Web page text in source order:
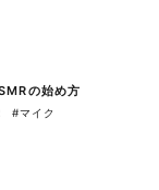
の始め方
#マイク